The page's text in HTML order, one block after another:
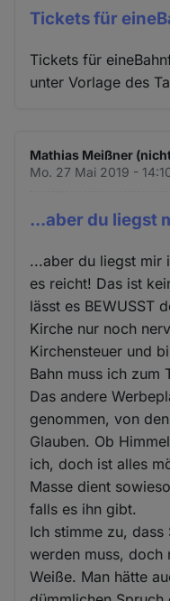
Tickets für
Tickets für
unter Vorlage des
Mathias Meißner
Mo. 27 Mai 2019 -
...aber du liegst
...aber du liegst mir
es reicht! Das ist
lässt es BEWUSST
Kirche nur noch
Kirchensteuer und
Bahn muss ich zum
Das andere
genommen, von
Glauben. Ob
ich, doch ist alles
Masse dient
falls es ihn gibt.
Ich stimme zu,
werden muss, doch
Weiße. Man hätte